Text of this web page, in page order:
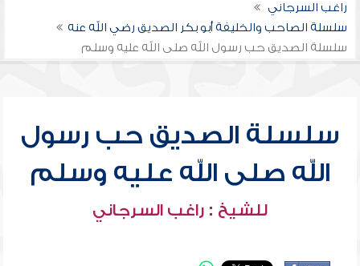
راغب السرجاني
سلسلة الصاحب والخليفة أبو بكر الصديق رضي الله عنه
سلسلة الصديق حب رسول الله صلى الله عليه وسلم
سلسلة الصديق حب رسول
الله صلى الله عليه وسلم
للشيخ : راغب السرجاني